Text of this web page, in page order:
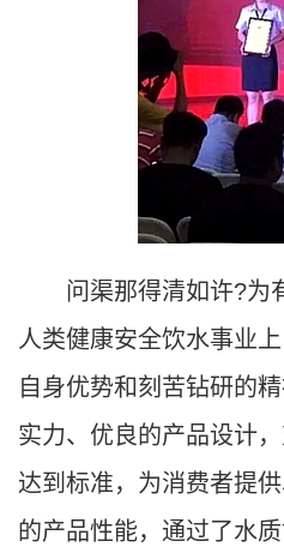
问渠那得清如许?为有
人类健康安全饮水事业
自身优势和刻苦钻研的
实力、优良的产品设计
达到标准，为消费者提
的产品性能，通过了水